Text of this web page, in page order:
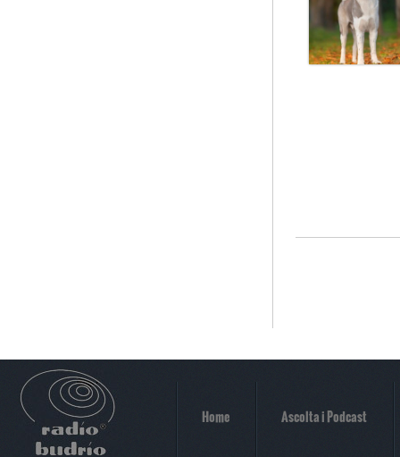
Home Ascolta i Podcast